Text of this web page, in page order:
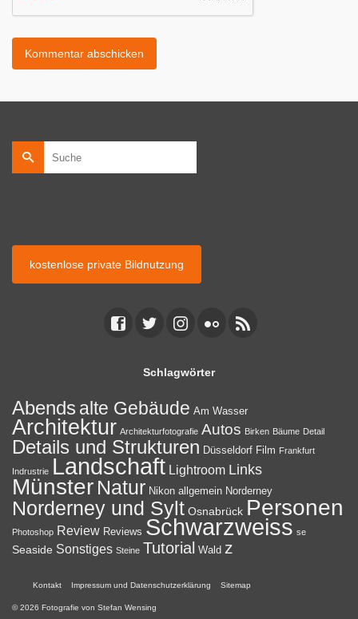
Suche
nach:
kostenlose private Bildnutzung
Schlagwörter
Abends alte Gebäude Am Wasser
Architektur Architekturfotografie Autos Birken Bäume Detail
Details und Strukturen Düsseldorf Film Frankfurt
Indrustrie Landschaft Lightroom Links
Münster Natur Nikon allgemein Norderney
Norderney und Sylt Osnabrück Personen
Photoshop Review Reviews Schwarzweiss se
Seaside Sonstiges Steine Tutorial Wald z
Kontakt Impressum und Datenschutzerklärung Sitemap
© 2026 Fotografie von Stefan Wensing